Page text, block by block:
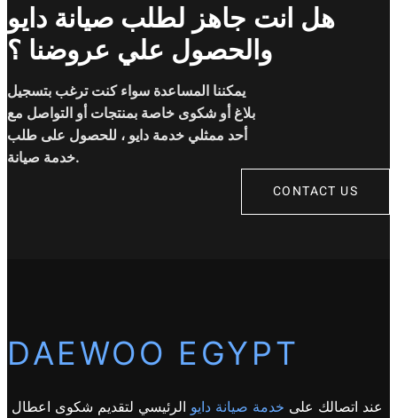
هل انت جاهز لطلب صيانة دايو
والحصول علي عروضنا ؟
يمكننا المساعدة سواء كنت ترغب بتسجيل
بلاغ أو شكوى خاصة بمنتجات أو التواصل مع
أحد ممثلي خدمة دايو ، للحصول على طلب
خدمة صيانة.
CONTACT US
DAEWOO EGYPT
عند اتصالك على خدمة صيانة دايو الرئيسي لتقديم شكوى اعطال